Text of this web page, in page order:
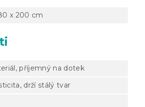
x 200 cm
příjemný na dotek
drží stálý tvar